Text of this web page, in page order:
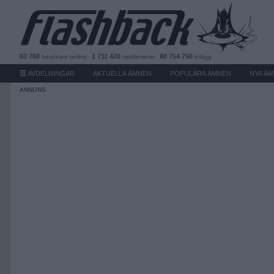
63 768 besökare online 1 711 420 medlemmar 88 754 750 inlägg
AVDELNINGAR AKTUELLA ÄMNEN POPULÄRA ÄMNEN NYA